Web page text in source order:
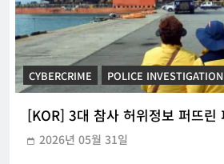
CYBERCRIME POLICE
[KOR] 3대 참사 허위정보 퍼뜨린
2026년 05월 31일